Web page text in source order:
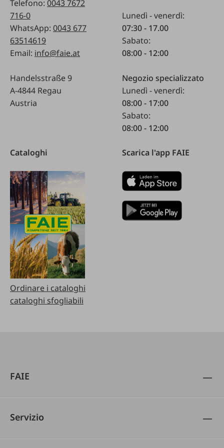
Telefono: 0043 7672
716-0
WhatsApp: 0043 677
63514619
Email: info@faie.at
Handelsstraße 9
A-4844 Regau
Austria
Lunedì - venerdì:
07:30 - 17.00
Sabato:
08:00 - 12:00
Negozio specializzato
Lunedì - venerdì:
08:00 - 17:00
Sabato:
08:00 - 12:00
Cataloghi
Ordinare i cataloghi
cataloghi sfogliabili
Scarica l'app FAIE
FAIE
Servizio